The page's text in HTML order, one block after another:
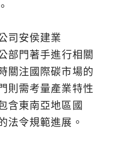
司安侯建業
部門著手進行相關
關注國際碳市場的
則需考量產業特性
含東南亞地區國
法令規範進展。